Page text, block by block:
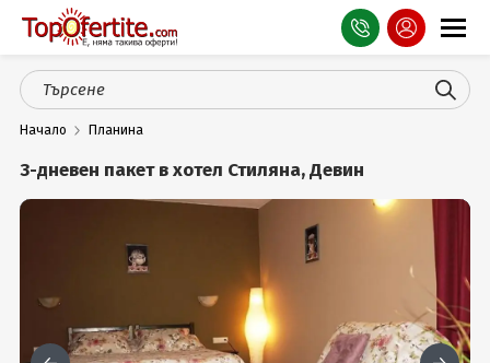
Оферти
СПА
Планина
Празници
Начало Планина
3-дневен пакет в хотел Стиляна, Девин